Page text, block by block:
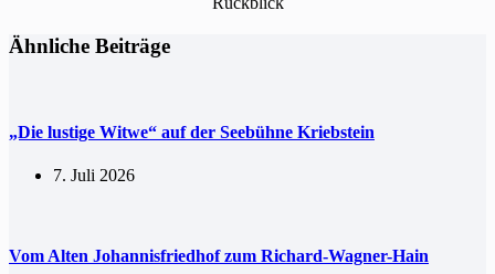
Ähnliche Beiträge
„Die lustige Witwe“ auf der Seebühne Kriebstein
7. Juli 2026
Vom Alten Johannisfriedhof zum Richard-Wagner-Hain